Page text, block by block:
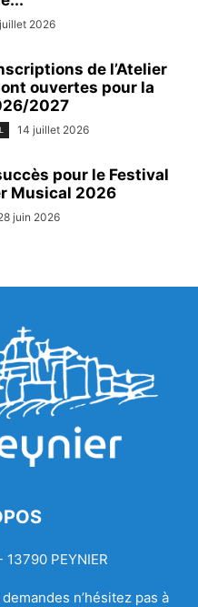
2026
de l’Atelier
ouvertes pour la
2027
14 juillet 2026
pour le Festival
Musical 2026
juin 2026
PEYNIER
n’hésitez pas à